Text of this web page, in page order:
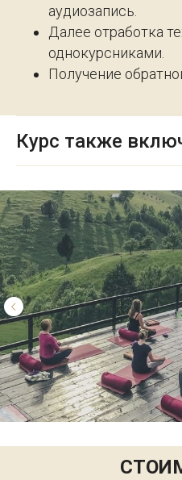
аудиозапись.
Далее отработка
однокурсниками.
Получение
Курс также